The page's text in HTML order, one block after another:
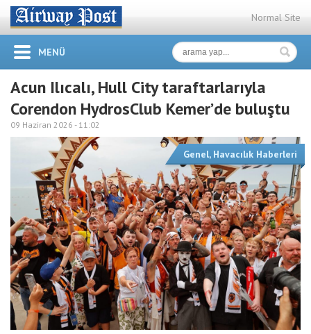
Normal Site
MENÜ
Acun Ilıcalı, Hull City taraftarlarıyla
Corendon HydrosClub Kemer’de buluştu
09 Haziran 2026 - 11:02
Genel, Havacılık Haberleri